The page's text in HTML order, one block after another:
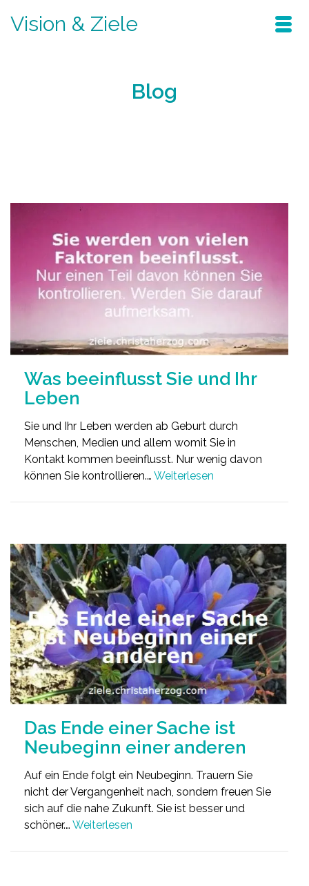
Vision & Ziele
Blog
Was beeinflusst Sie und Ihr
Leben
Sie und Ihr Leben werden ab Geburt durch
Menschen, Medien und allem womit Sie in
Kontakt kommen beeinflusst. Nur wenig davon
können Sie kontrollieren.… Weiterlesen
Das Ende einer Sache ist
Neubeginn einer anderen
Auf ein Ende folgt ein Neubeginn. Trauern Sie
nicht der Vergangenheit nach, sondern freuen Sie
sich auf die nahe Zukunft. Sie ist besser und
schöner.… Weiterlesen